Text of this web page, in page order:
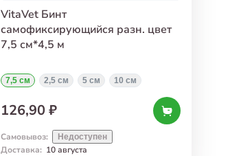
VitaVet Бинт
самофиксирующийся разн. цвет
7,5 см*4,5 м
7,5 см 2,5 см 5 см 10 см
126,90 ₽
Самовывоз: Недоступен
Доставка: 10 августа